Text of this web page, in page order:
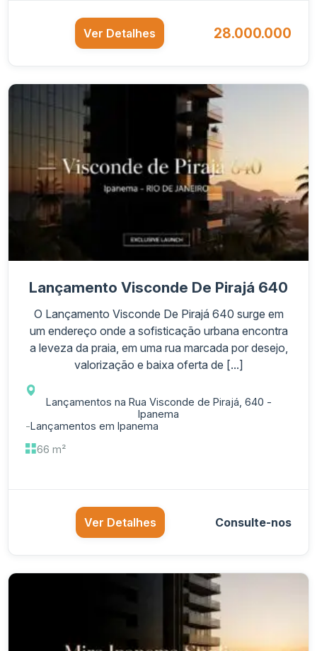
Ver Detalhes 28.000.000
Lançamento Visconde De Pirajá 640
O Lançamento Visconde De Pirajá 640 surge em
um endereço onde a sofisticação urbana encontra
a leveza da praia, em uma rua marcada por desejo,
valorização e baixa oferta de [...]
Lançamentos na Rua Visconde de Pirajá, 640 -
Ipanema
-Lançamentos em Ipanema
66 m²
Ver Detalhes Consulte-nos